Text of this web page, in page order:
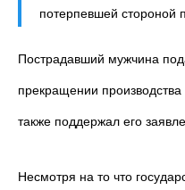
потерпевшей стороной
Пострадавший мужчина
прекращении
также поддержал его
Несмотря на то что